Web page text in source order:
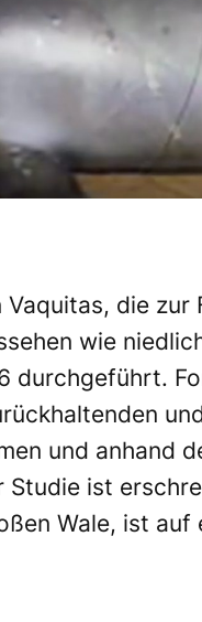
die zur
wie
durchgeführt.
und anhand
ist
Wale, ist